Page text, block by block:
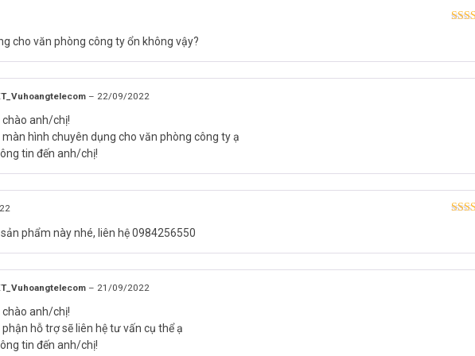
từ
Vuhoangtelecom
SKYWORTH 24B1H mới, vui lòng liên hệ HOTLINE1900.9259để được hỗ trợ tốt nhất.
Vuhoangtelecomnhé.
cho văn phòng công ty ổn không vậy?
– 22/09/2022
chào anh/chị!
màn hình chuyên dụng cho văn phòng công ty ạ
tin đến anh/chị!
phẩm này nhé, liên hệ 0984256550
– 21/09/2022
chào anh/chị!
phận hỗ trợ sẽ liên hệ tư vấn cụ thể ạ
tin đến anh/chị!